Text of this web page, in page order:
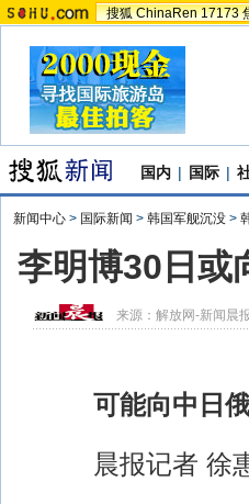
搜狐 ChinaRen 17173
国内 | 国际 |
新闻中心 > 国际新闻 > 韩国军舰沉没 >
李明博30日或
来源：解放网-新闻晨
可能向中日
晨报记者 徐